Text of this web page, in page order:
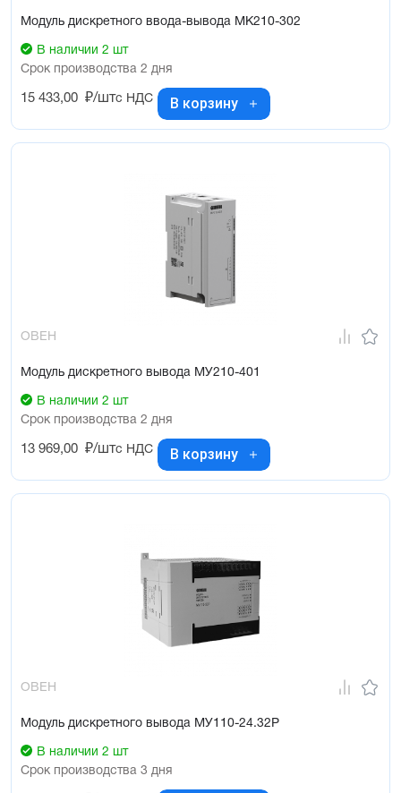
Модуль дискретного ввода-вывода МК210-302
В наличии 2 шт
Срок производства 2 дня
15 433,00 ₽/штс НДС В корзину
ОВЕН
Модуль дискретного вывода МУ210-401
В наличии 2 шт
Срок производства 2 дня
13 969,00 ₽/штс НДС В корзину
ОВЕН
Модуль дискретного вывода МУ110-24.32Р
В наличии 2 шт
Срок производства 3 дня